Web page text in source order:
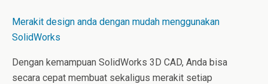
Merakit design anda dengan mudah menggunakan
SolidWorks
Dengan kemampuan SolidWorks 3D CAD, Anda bisa
secara cepat membuat sekaligus merakit setiap